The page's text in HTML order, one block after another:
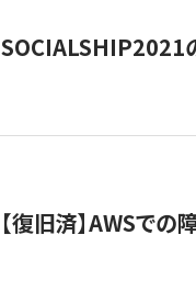
SOCIALSHIP2021
【復旧済】AWSで